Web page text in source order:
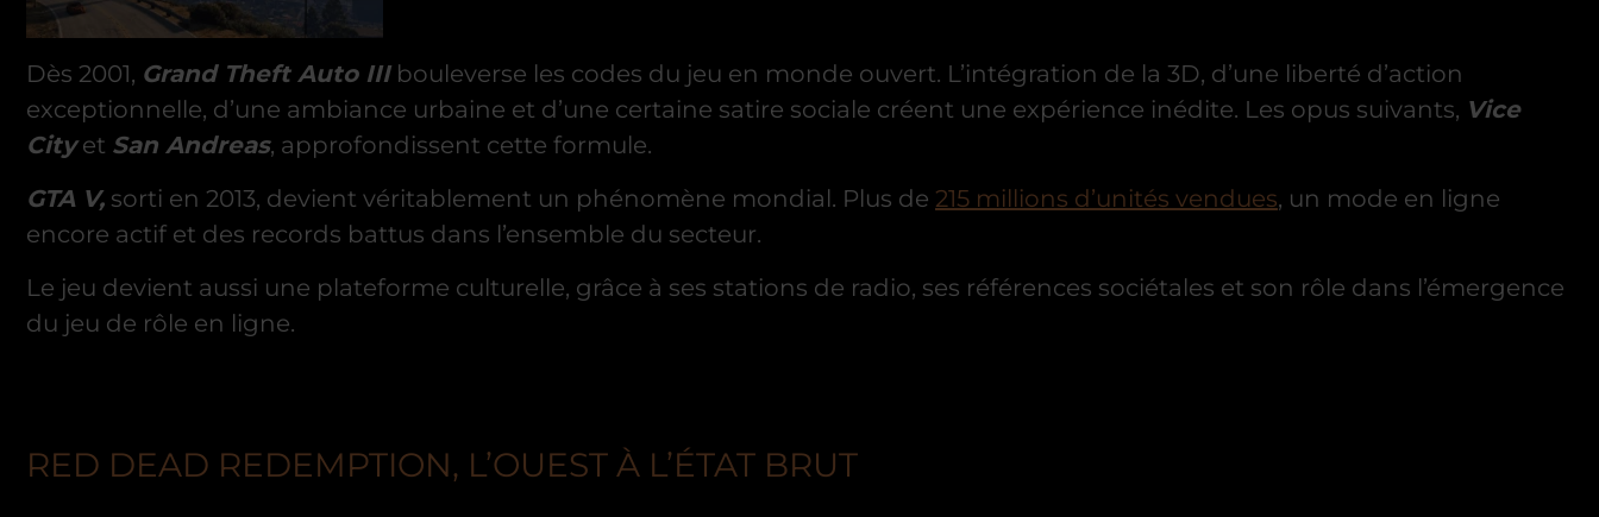
Dès 2001, Grand Theft Auto IIIbouleverse les codes du jeu en monde ouvert. L’intégration de la 3D, d’une liberté d’action
exceptionnelle, d’une ambiance urbaine et d’une certaine satire sociale créent une expérience inédite. Les opus suivants, Vice
Cityet San Andreas, approfondissent cette formule.
GTA V, sorti en 2013, devient véritablement un phénomène mondial. Plus de 215 millions d’unités vendues, un mode en ligne
encore actif et des records battus dans l’ensemble du secteur.
Le jeu devient aussi une plateforme culturelle, grâce à ses stations de radio, ses références sociétales et son rôle dans l’émergence
du jeu de rôle en ligne.
RED DEAD REDEMPTION, L’OUEST À L’ÉTAT BRUT